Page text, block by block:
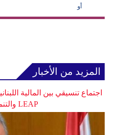
أو
المزيد من الأخبار
اجتماع تنسيقي بين المالية
LEAP والتنمية الرقمية